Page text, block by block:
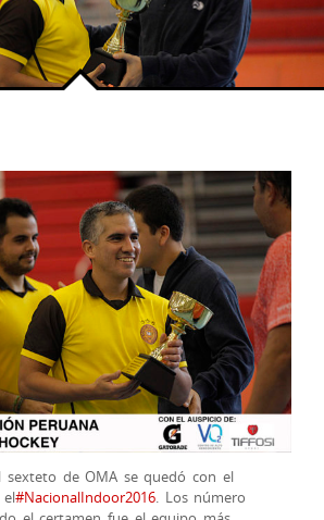
de OMA se quedó con el
el‪#‎NacionalIndoor2016‬. Los número